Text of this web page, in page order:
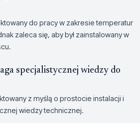
do pracy w zakresie temperatur
zaleca się, aby był zainstalowany w
specjalistycznej wiedzy do
z myślą o prostocie instalacji i
wiedzy technicznej.